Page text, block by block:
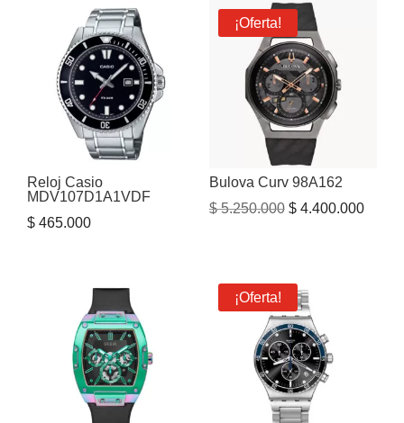
era:
$ 511.000.
$ 459.900.
Reloj Casio
MDV107D1A1VDF
$ 465.000
¡Oferta!
Bulova Curv 98A162
$5.250.000 El
$ 5.250.000.
$4.400.000El
¡Oferta!